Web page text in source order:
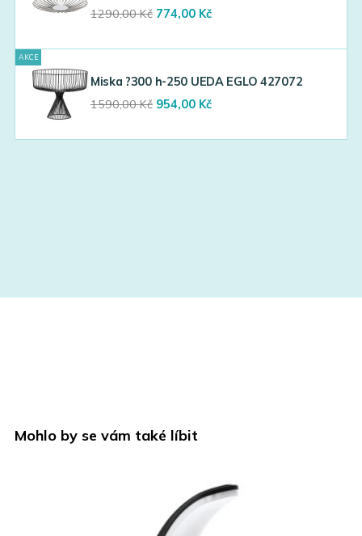
1290,00Kč Original
was:
774,00 KčCurrent
is:
AKCE
Miska ?300 h-250 UEDA EGLO 427072
1590,00Kč Original
was:
954,00 KčCurrent
is:
Mohlo by se vám také líbit